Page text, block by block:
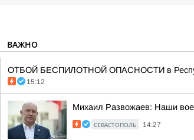
ВАЖНО
ОТБОЙ БЕСПИЛОТНОЙ ОПАСНОСТИ в
15:12
Михаил Развожаев: Наши
СЕВАСТОПОЛЬ 14:27